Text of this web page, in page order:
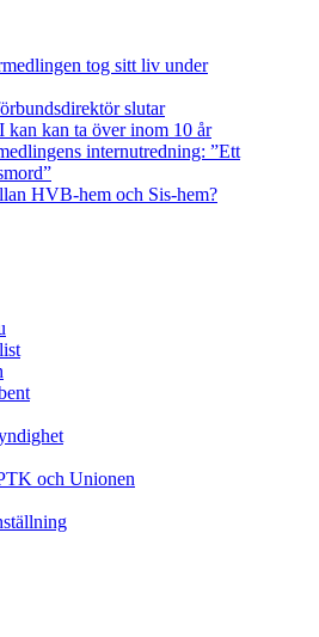
tog sitt liv under
slutar
kan kan ta över inom 10 år
internutredning: ”Ett
HVB-hem och Sis-hem?
och Unionen